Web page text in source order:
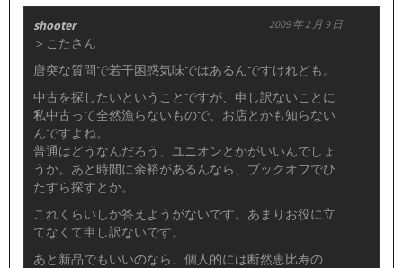
shooter 2009 年 2 月 9 日
＞こたさん
唐突な質問で若干困惑気味ではあるんですけれども。
中古を探したいということですが、申し訳ないことに
私中古って全然漁らないもので、お店とかも知らない
んですよね。
普通はどうなんだろう、ユニオンとかがいいんでしょ
うか。あと時間に余裕があるんなら、ブックオフでひ
たすら探すとか。
これくらいしか答えようがないです。あまりお役に立
てなくて申し訳ないです。
あと新品でもいいのなら、個人的には断然恵比寿の